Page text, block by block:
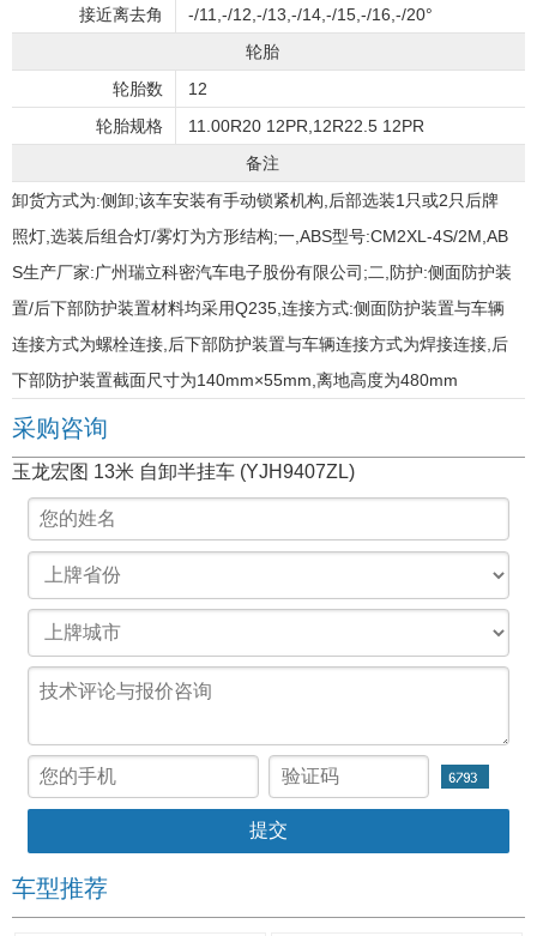
接近离去角
-/11,-/12,-/13,-/14,-/15,-/16,-/20°
轮胎
轮胎数
12
轮胎规格
11.00R20 12PR,12R22.5 12PR
备注
卸货方式为:侧卸;该车安装有手动锁紧机构,后部选装1只或2只后牌
照灯,选装后组合灯/雾灯为方形结构;一,ABS型号:CM2XL-4S/2M,AB
S生产厂家:广州瑞立科密汽车电子股份有限公司;二,防护:侧面防护装
置/后下部防护装置材料均采用Q235,连接方式:侧面防护装置与车辆
连接方式为螺栓连接,后下部防护装置与车辆连接方式为焊接连接,后
下部防护装置截面尺寸为140mm×55mm,离地高度为480mm
采购咨询
玉龙宏图 13米 自卸半挂车 (YJH9407ZL)
车型推荐